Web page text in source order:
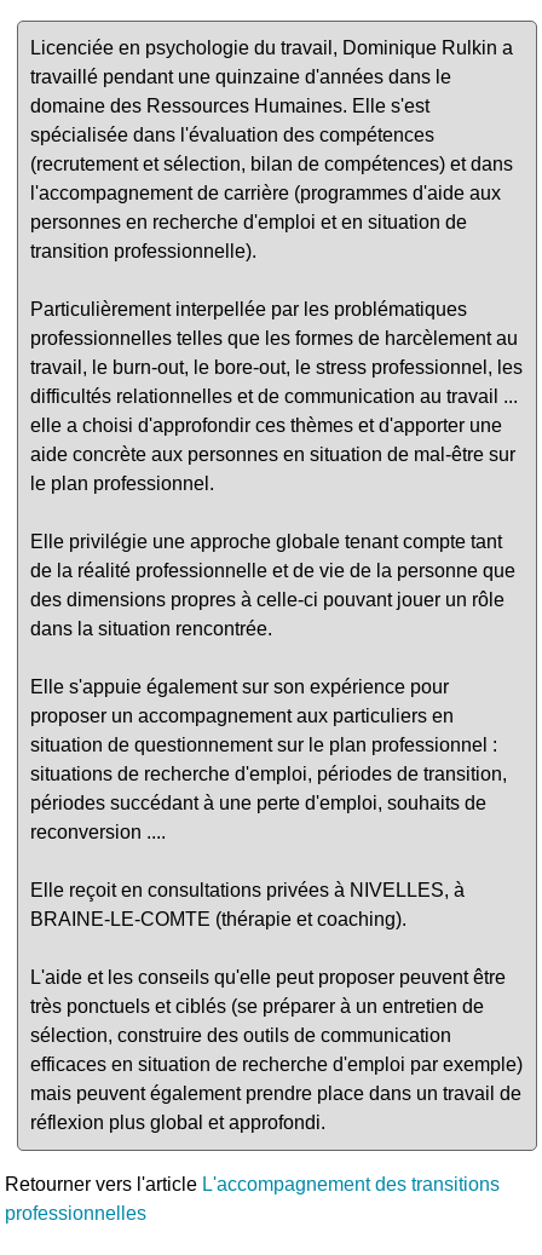
Licenciée en psychologie du travail, Dominique Rulkin a
travaillé pendant une quinzaine d'années dans le
domaine des Ressources Humaines. Elle s'est
spécialisée dans l'évaluation des compétences
(recrutement et sélection, bilan de compétences) et dans
l'accompagnement de carrière (programmes d'aide aux
personnes en recherche d'emploi et en situation de
transition professionnelle).
Particulièrement interpellée par les problématiques
professionnelles telles que les formes de harcèlement au
travail, le burn-out, le bore-out, le stress professionnel, les
difficultés relationnelles et de communication au travail ...
elle a choisi d'approfondir ces thèmes et d'apporter une
aide concrète aux personnes en situation de mal-être sur
le plan professionnel.
Elle privilégie une approche globale tenant compte tant
de la réalité professionnelle et de vie de la personne que
des dimensions propres à celle-ci pouvant jouer un rôle
dans la situation rencontrée.
Elle s'appuie également sur son expérience pour
proposer un accompagnement aux particuliers en
situation de questionnement sur le plan professionnel :
situations de recherche d'emploi, périodes de transition,
périodes succédant à une perte d'emploi, souhaits de
reconversion ....
Elle reçoit en consultations privées à NIVELLES, à
BRAINE-LE-COMTE (thérapie et coaching).
L'aide et les conseils qu'elle peut proposer peuvent être
très ponctuels et ciblés (se préparer à un entretien de
sélection, construire des outils de communication
efficaces en situation de recherche d'emploi par exemple)
mais peuvent également prendre place dans un travail de
réflexion plus global et approfondi.
Retourner vers l'article L'accompagnement des transitions
professionnelles